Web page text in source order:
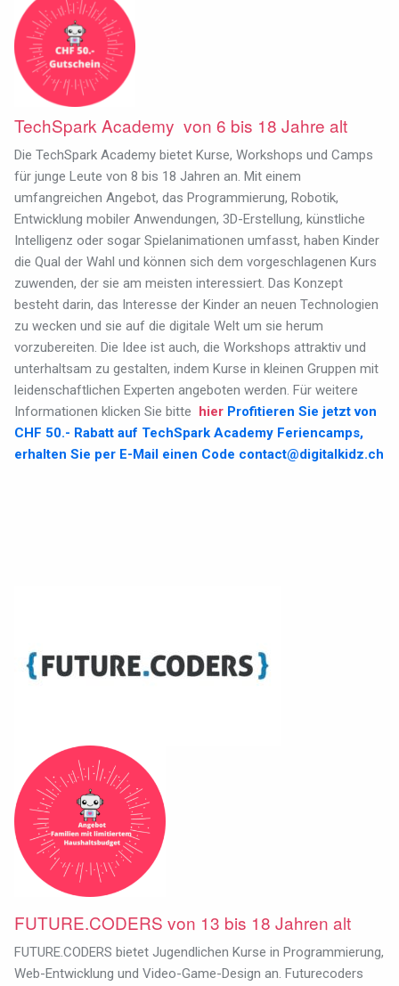
TechSpark Academy von 6 bis 18 Jahre alt
Die TechSpark Academy bietet Kurse, Workshops und Camps
für junge Leute von 8 bis 18 Jahren an. Mit einem
umfangreichen Angebot, das Programmierung, Robotik,
Entwicklung mobiler Anwendungen, 3D-Erstellung, künstliche
Intelligenz oder sogar Spielanimationen umfasst, haben Kinder
die Qual der Wahl und können sich dem vorgeschlagenen Kurs
zuwenden, der sie am meisten interessiert. Das Konzept
besteht darin, das Interesse der Kinder an neuen Technologien
zu wecken und sie auf die digitale Welt um sie herum
vorzubereiten. Die Idee ist auch, die Workshops attraktiv und
unterhaltsam zu gestalten, indem Kurse in kleinen Gruppen mit
leidenschaftlichen Experten angeboten werden. Für weitere
Informationen klicken Sie bitte hier Profitieren Sie jetzt von
CHF 50.- Rabatt auf TechSpark Academy Feriencamps,
erhalten Sie per E-Mail einen Code contact@digitalkidz.ch
FUTURE.CODERS von 13 bis 18 Jahren alt
FUTURE.CODERS bietet Jugendlichen Kurse in Programmierung,
Web-Entwicklung und Video-Game-Design an. Futurecoders